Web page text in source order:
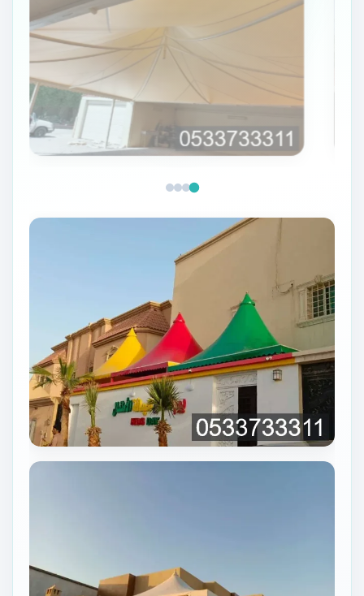
مظلات مداخل وأسواق
نوفّر تنفيذ مظلات هرمية بمقاسات وألوان متعددة حسب
الطلب، مع تركيب احترافي يضمن المتانة والجمال.